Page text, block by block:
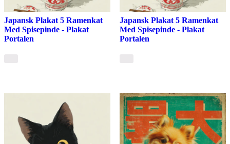
Japansk Plakat 5 Ramenkat
Med Spisepinde - Plakat
Portalen
Japansk Plakat 5 Ramenkat
Med Spisepinde - Plakat
Portalen